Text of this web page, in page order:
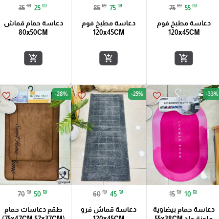
75 ₪ 55 ₪
دعاسة مطبخ فوم
120x45CM
add_shopping_cart
85 ₪ 75 ₪
دعاسة مطبخ فوم
120x45CM
add_shopping_cart
35 ₪ 25 ₪
دعاسة حمام قماش
80x50CM
add_shopping_cart
favorite_border -33%
15 ₪ 10 ₪
دعاسة حمام بيضاوية
favorite_border -25%
60 ₪ 45 ₪
دعاسة قماش فرو
favorite_border -28%
70 ₪ 50 ₪
طقم دعاسات حمام